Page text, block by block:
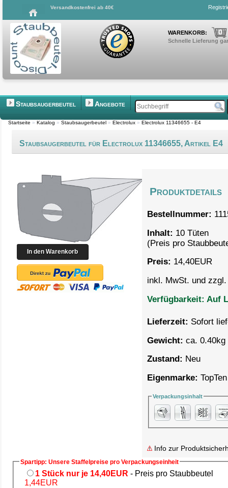
Versandkostenfrei ab 40€
WARENKORB: 0
Schnelle Lieferung
Staubsaugerbeutel Angebote
Startseite » Katalog » Staubsaugerbeutel » Electrolux » Electrolux 11346655 - E4
Staubsaugerbeutel für Electrolux 11346655, Artikel E4
Produktdetails
Bestellnummer:
Inhalt: 10 Tüten
(Preis pro
Preis: 14,40EUR
inkl. MwSt. und
Verfügbarkeit: Auf
Lieferzeit: Sofort
Gewicht: ca. 0.40kg
Zustand: Neu
Eigenmarke: TopTen
Verpackungsinhalt
Info zur
Spartipp: Unsere Staffelpreise pro Verpackungseinheit
1 Stück nur je 14,40EUR - Preis pro Staubbeutel
1,44EUR